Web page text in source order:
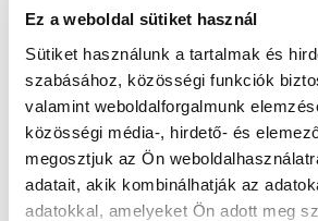
Ez a weboldal sütiket használ
Sütiket használunk a tartalmak és
szabásához, közösségi funkciók
valamint weboldalforgalmunk
közösségi média-, hirdető- és
megosztjuk az Ön
adatait, akik kombinálhatják az
adatokkal, amelyeket Ön adott meg